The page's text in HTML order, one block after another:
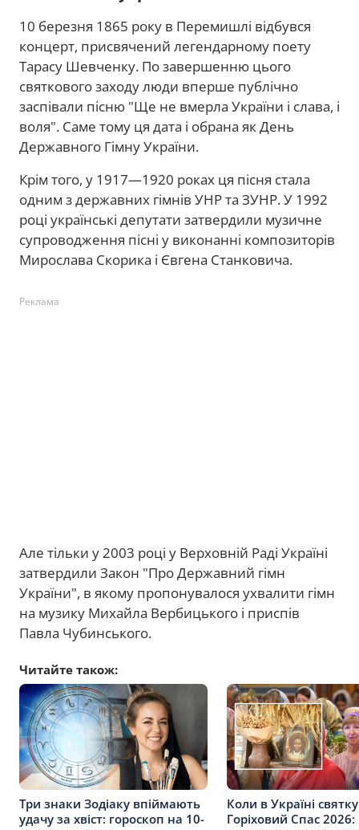
10 березня 1865 року в Перемишлі відбувся
концерт, присвячений легендарному поету
Тарасу Шевченку. По завершенню цього
святкового заходу люди вперше публічно
заспівали пісню "Ще не вмерла України і слава, і
воля". Саме тому ця дата і обрана як День
Державного Гімну України.
Крім того, у 1917—1920 роках ця пісня стала
одним з державних гімнів УНР та ЗУНР. У 1992
році українські депутати затвердили музичне
супроводження пісні у виконанні композиторів
Мирослава Скорика і Євгена Станковича.
Реклама
Але тільки у 2003 році у Верховній Раді Україні
затвердили Закон "Про Державний гімн
України", в якому пропонувалося ухвалити гімн
на музику Михайла Вербицького і приспів
Павла Чубинського.
Читайте також:
Три знаки Зодіаку впіймають
удачу за хвіст: гороскоп на 10-
Коли в Україні
Горіховий Спас 2026: